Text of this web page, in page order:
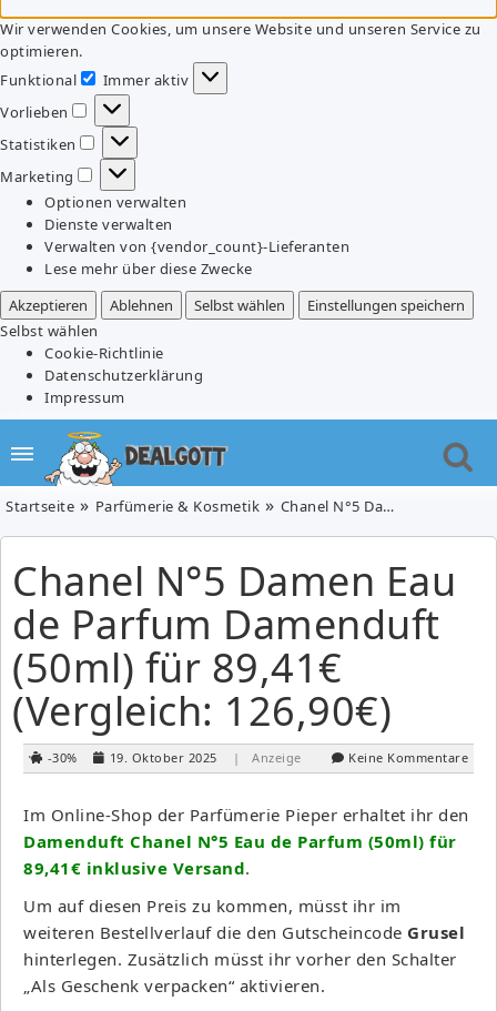
Wir verwenden Cookies, um unsere Website und unseren Service zu
optimieren.
Funktional
Funktional
Immer aktiv
Vorlieben
Vorlieben
Statistiken
Statistiken
Marketing
Marketing
Optionen verwalten
Dienste verwalten
Verwalten von {vendor_count}-Lieferanten
Lese mehr über diese Zwecke
Akzeptieren
Ablehnen Selbst wählen
Einstellungen speichern
Selbst wählen
Cookie-Richtlinie
Datenschutzerklärung
Impressum
Startseite Parfümerie & Kosmetik Chanel N°5 Damen Eau de Parfum Damenduft (50ml) für 89,41€ (Vergleich: 126,90€)
Chanel N°5 Damen Eau
de Parfum Damenduft
(50ml) für 89,41€
(Vergleich: 126,90€)
-30% 19. Oktober 2025 | Anzeige Keine Kommentare
Im Online-Shop der Parfümerie Pieper erhaltet ihr den
Damenduft Chanel N°5 Eau de Parfum (50ml) für
89,41€ inklusive Versand.
Um auf diesen Preis zu kommen, müsst ihr im
weiteren Bestellverlauf die den Gutscheincode Grusel
hinterlegen. Zusätzlich müsst ihr vorher den Schalter
„Als Geschenk verpacken“ aktivieren.